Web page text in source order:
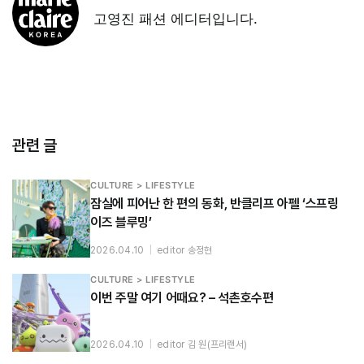
고영진 패션 에디터입니다.
관련 글
CULTURE > LIFESTYLE
잠실에 피어난 한 편의 동화, 반클리프 아펠 ‘스프링
이즈 블루밍’
2026.04.10 editor 송정현
CULTURE > LIFESTYLE
이번 주말 여기 어때요? – 석촌호수편
2026.04.10 editor 김 원(프리랜서)